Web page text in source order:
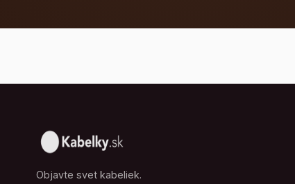
Objavte svet kabeliek.